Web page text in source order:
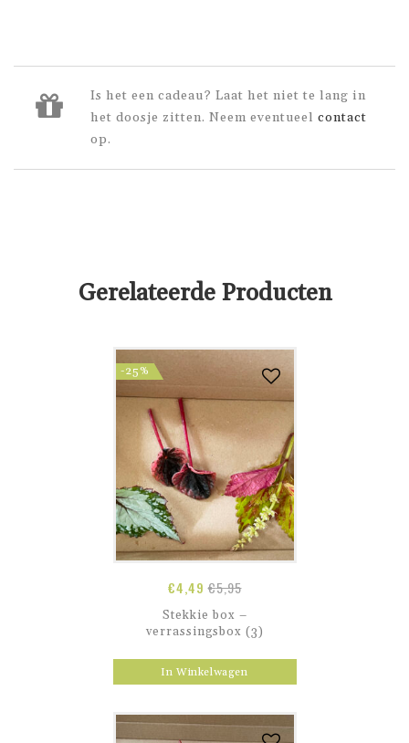
Is het een cadeau? Laat het niet te lang in
het doosje zitten. Neem eventueel contact
op.
Gerelateerde Producten
-25%
€5,95
€4,49
Stekkie box –
verrassingsbox (3)
In Winkelwagen